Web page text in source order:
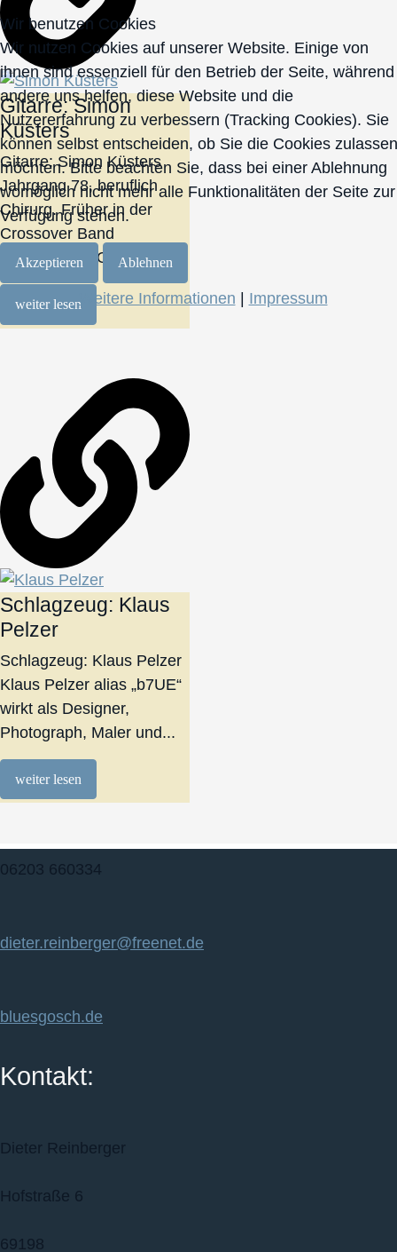
Gitarre: Simon
Küsters
Gitarre: Simon Küsters
Jahrgang 78, beruflich
Chirurg. Früher in der
Crossover Band
WOODENCROSS...
weiter lesen
Schlagzeug: Klaus
Pelzer
Schlagzeug: Klaus Pelzer
Klaus Pelzer alias „b7UE“
wirkt als Designer,
Photograph, Maler und...
weiter lesen
06203 660334
dieter.reinberger@freenet.de
bluesgosch.de
Kontakt:
Dieter Reinberger
Hofstraße 6
69198
Wir benutzen Cookies
Wir nutzen Cookies auf unserer Website. Einige von
ihnen sind essenziell für den Betrieb der Seite, während
andere uns helfen, diese Website und die
Nutzererfahrung zu verbessern (Tracking Cookies). Sie
können selbst entscheiden, ob Sie die Cookies zulassen
möchten. Bitte beachten Sie, dass bei einer Ablehnung
womöglich nicht mehr alle Funktionalitäten der Seite zur
Verfügung stehen.
Akzeptieren Ablehnen
Weitere Informationen | Impressum